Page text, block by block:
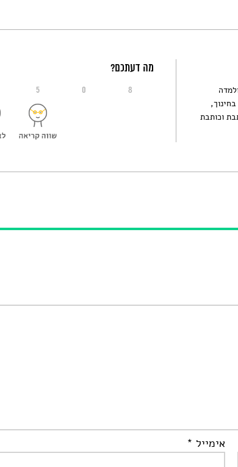
וכותבת
מה דעתכם?
5 0 8
אימייל *